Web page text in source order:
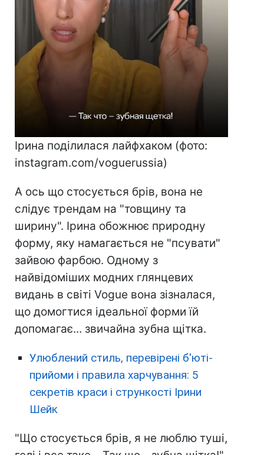
Ірина поділилася лайфхаком (фото:
instagram.com/voguerussia)
А ось що стосується брів, вона не
слідує трендам на "товщину та
ширину". Ірина обожнює природну
форму, яку намагається не "псувати"
зайвою фарбою. Одному з
найвідоміших модних глянцевих
видань в світі Vogue вона зізналася,
що домогтися ідеальної форми їй
допомагає... звичайна зубна щітка.
Улюблений стиль, перевірені б'юті-
прийоми і правила харчування: 5
секретів краси і стрункості Ірини
Шейк
"Що стосується брів, я не люблю туші,